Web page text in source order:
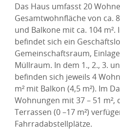
Das Haus umfasst 20
Gesamtwohnfläche von ca.
und Balkone mit ca. 104 m².
befindet sich ein
Gemeinschaftsraum,
Müllraum. In dem 1., 2., 3.
befinden sich jeweils 4
m² mit Balkon (4,5 m²). Im
Wohnungen mit 37 – 51 m²,
Terrassen (0 –17 m²)
Fahrradabstellplätze.